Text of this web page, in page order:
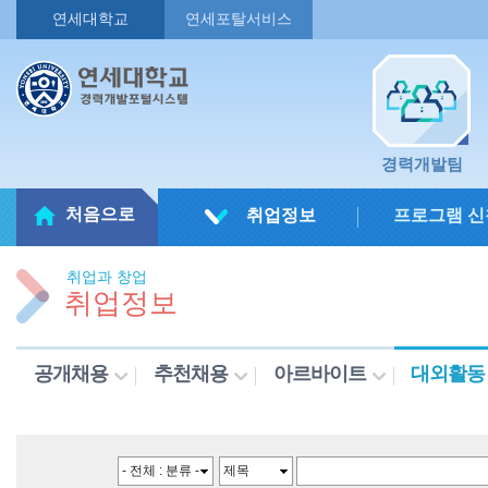
연세대학교 연세포탈서비스
경력개발팀
처음으로 취업정보 프로그램
취업과 창업
취업정보
공개채용 추천채용 아르바이트 대외활동